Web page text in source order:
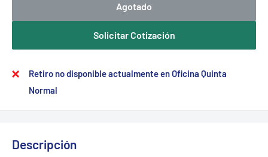
Agotado
Solicitar Cotización
Retiro no disponible actualmente en Oficina Quinta
Normal
Descripción